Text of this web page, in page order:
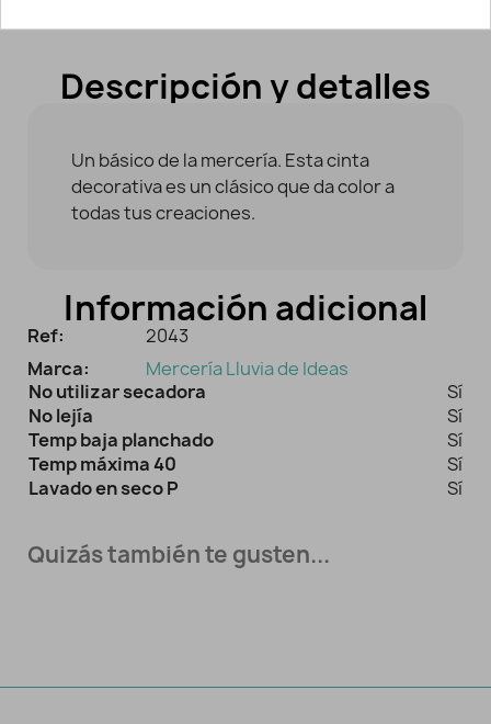
Descripción y detalles
Un básico de la mercería. Esta cinta
decorativa es un clásico que da color a
todas tus creaciones.
Información adicional
Ref:
2043
Marca:
Mercería Lluvia de Ideas
No utilizar secadora
Sí
No lejía
Sí
Temp baja planchado
Sí
Temp máxima 40
Sí
Lavado en seco P
Sí
Quizás también te gusten...